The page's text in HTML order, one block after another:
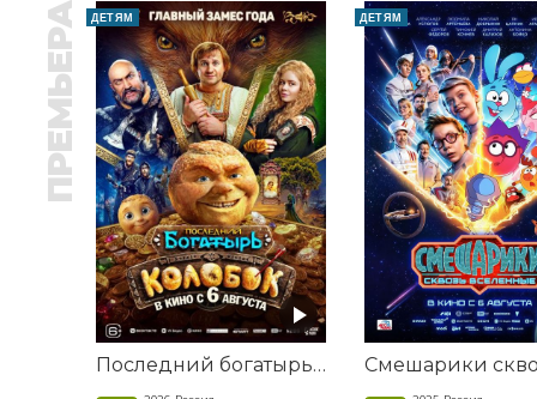
ПРЕМЬЕРА ДЕТЯМ
Последний богатырь. Колобок
ДЕТЯМ